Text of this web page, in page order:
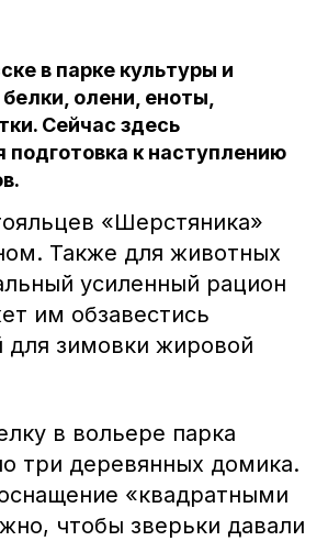
в парке культуры и
олени, еноты,
Сейчас здесь
к наступлению
«Шерстяника»
Также для животных
усиленный рацион
им обзавестись
для зимовки жировой
в вольере парка
три деревянных домика.
«квадратными
чтобы зверьки давали